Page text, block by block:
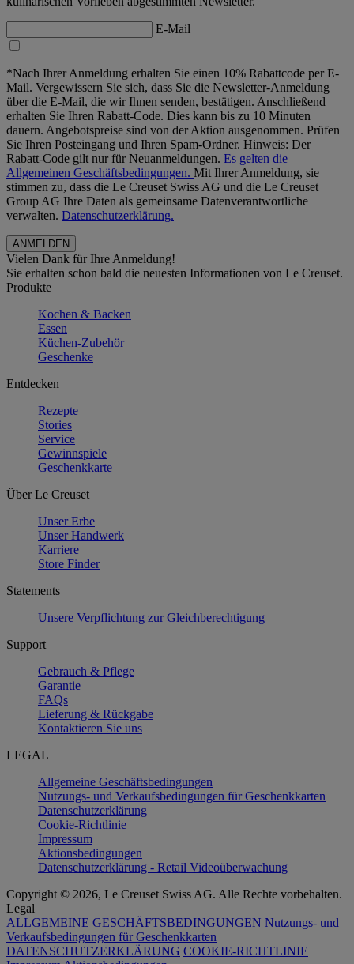
E-Mail
*Nach Ihrer Anmeldung erhalten Sie einen 10% Rabattcode per E-
Mail. Vergewissern Sie sich, dass Sie die Newsletter-Anmeldung
über die E-Mail, die wir Ihnen senden, bestätigen. Anschließend
erhalten Sie Ihren Rabatt-Code. Dies kann bis zu 10 Minuten
dauern. Angebotspreise sind von der Aktion ausgenommen. Prüfen
Sie Ihren Posteingang und Ihren Spam-Ordner. Hinweis: Der
Rabatt-Code gilt nur für Neuanmeldungen. Es gelten die
Allgemeinen Geschäftsbedingungen. Mit Ihrer Anmeldung, sie
stimmen zu, dass die Le Creuset Swiss AG und die Le Creuset
Group AG Ihre Daten als gemeinsame Datenverantwortliche
verwalten. Datenschutzerklärung.
Vielen Dank für Ihre Anmeldung!
Sie erhalten schon bald die neuesten Informationen von Le Creuset.
Produkte
Kochen & Backen
Essen
Küchen-Zubehör
Geschenke
Entdecken
Rezepte
Stories
Service
Gewinnspiele
Geschenkkarte
Über Le Creuset
Unser Erbe
Unser Handwerk
Karriere
Store Finder
Statements
Unsere Verpflichtung zur Gleichberechtigung
Support
Gebrauch & Pflege
Garantie
FAQs
Lieferung & Rückgabe
Kontaktieren Sie uns
LEGAL
Allgemeine Geschäftsbedingungen
Nutzungs- und Verkaufsbedingungen für Geschenkkarten
Datenschutzerklärung
Cookie-Richtlinie
Impressum
Aktionsbedingungen
Datenschutzerklärung - Retail Videoüberwachung
Copyright © 2026, Le Creuset Swiss AG. Alle Rechte vorbehalten.
Legal
ALLGEMEINE GESCHÄFTSBEDINGUNGEN Nutzungs- und
Verkaufsbedingungen für Geschenkkarten
DATENSCHUTZERKLÄRUNG COOKIE-RICHTLINIE